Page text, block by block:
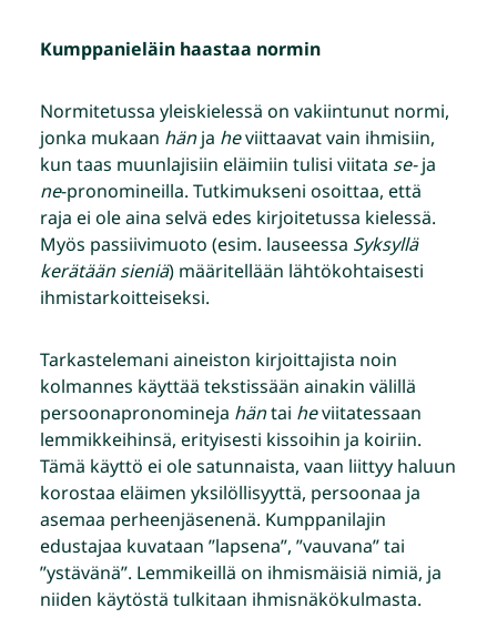
Kumppanieläin haastaa normin
Normitetussa yleiskielessä on vakiintunut normi,
jonka mukaan hänja heviittaavat vain ihmisiin,
kun taas muunlajisiin eläimiin tulisi viitata se-ja
ne-pronomineilla. Tutkimukseni osoittaa, että
raja ei ole aina selvä edes kirjoitetussa kielessä.
Myös passiivimuoto (esim. lauseessa Syksyllä
kerätään sieniä) määritellään lähtökohtaisesti
ihmistarkoitteiseksi.
Tarkastelemani aineiston kirjoittajista noin
kolmannes käyttää tekstissään ainakin välillä
persoonapronomineja häntai heviitatessaan
lemmikkeihinsä, erityisesti kissoihin ja koiriin.
Tämä käyttö ei ole satunnaista, vaan liittyy haluun
korostaa eläimen yksilöllisyyttä, persoonaa ja
asemaa perheenjäsenenä. Kumppanilajin
edustajaa kuvataan ”lapsena”, ”vauvana” tai
”ystävänä”. Lemmikeillä on ihmismäisiä nimiä, ja
niiden käytöstä tulkitaan ihmisnäkökulmasta.